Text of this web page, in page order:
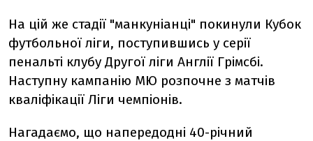
На цій же стадії "манкуніанці" покинули Кубок
футбольної ліги, поступившись у серії
пенальті клубу Другої ліги Англії Грімсбі.
Наступну кампанію МЮ розпочне з матчів
кваліфікації Ліги чемпіонів.
Нагадаємо, що напередодні 40-річний